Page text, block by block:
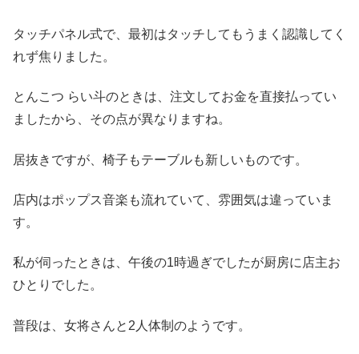
タッチパネル式で、最初はタッチしてもうまく認識してく
れず焦りました。
とんこつ らい斗のときは、注文してお金を直接払ってい
ましたから、その点が異なりますね。
居抜きですが、椅子もテーブルも新しいものです。
店内はポップス音楽も流れていて、雰囲気は違っていま
す。
私が伺ったときは、午後の1時過ぎでしたが厨房に店主お
ひとりでした。
普段は、女将さんと2人体制のようです。